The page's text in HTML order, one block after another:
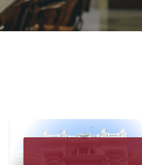
البحث العلمي
الإعلام